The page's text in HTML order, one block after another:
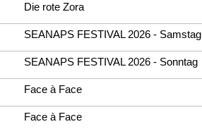
Die rote Zora
SEANAPS FESTIVAL 2026 - Samstag
SEANAPS FESTIVAL 2026 - Sonntag
Face à Face
Face à Face